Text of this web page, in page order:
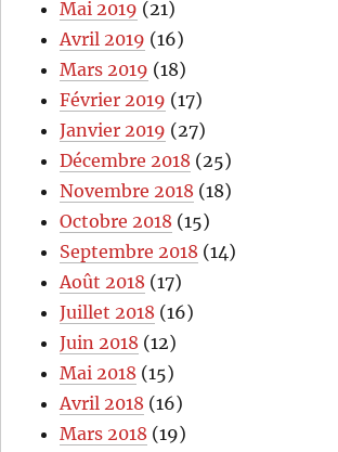
Mai 2019 (21)
Avril 2019 (16)
Mars 2019 (18)
Février 2019 (17)
Janvier 2019 (27)
Décembre 2018 (25)
Novembre 2018 (18)
Octobre 2018 (15)
Septembre 2018 (14)
Août 2018 (17)
Juillet 2018 (16)
Juin 2018 (12)
Mai 2018 (15)
Avril 2018 (16)
Mars 2018 (19)